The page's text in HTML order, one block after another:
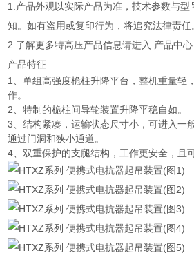
1.产品外观以实际产品为准，技术参数与型
知。如有盗用或复印行为，将追究法律责任
2.了解更多特高压产品信息请进入 产品中心
产品特征
1、单组高强度桅柱升降平台，整机重量轻
作。
2、特制的桅柱间导轮装置升降平稳自如。
3、结构紧凑，运输状态尺寸小，可进入一
通过门洞和狭小通道。
4、双重保护的支腿结构，工作更安全，且